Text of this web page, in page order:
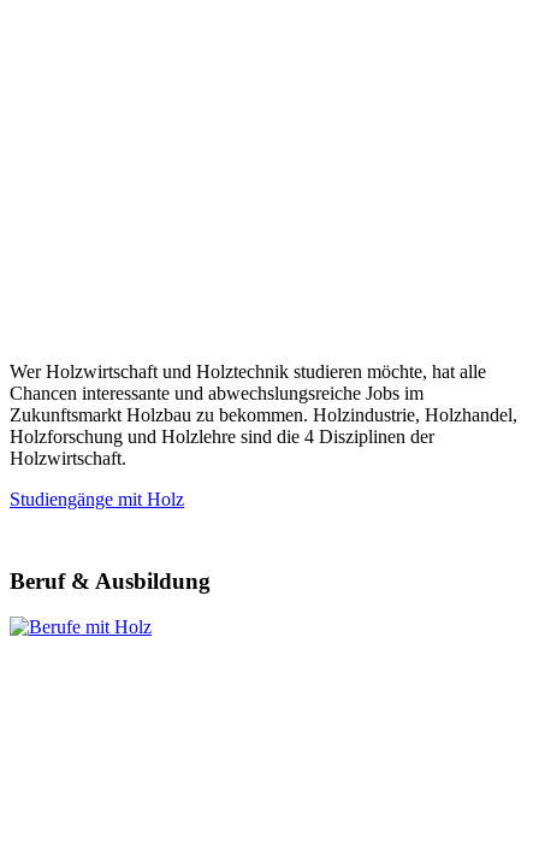
Wer Holzwirtschaft und Holztechnik studieren möchte, hat alle
Chancen interessante und abwechslungsreiche Jobs im
Zukunftsmarkt Holzbau zu bekommen. Holzindustrie, Holzhandel,
Holzforschung und Holzlehre sind die 4 Disziplinen der
Holzwirtschaft.
Studiengänge mit Holz
Beruf & Ausbildung